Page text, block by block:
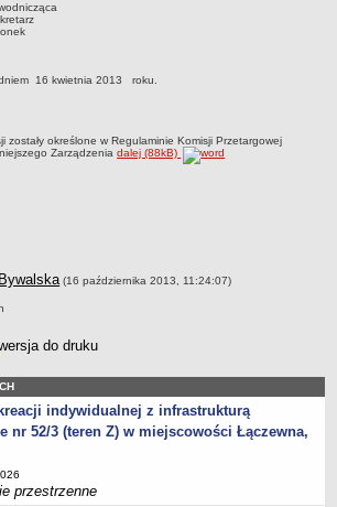
Kultury
regulowanej
w Wodę i Zbiorowego Odprowadzania
w zakresie opróżniania zbiorników
osadników
16 kwietnia 2013 roku.
zostały określone w Regulaminie Komisji Przetargowej
Zarządzeniadalej (88kB)
(16 października 2013, 11:24:07)
indywidualnej z infrastrukturą
nr 52/3 (teren Z) w miejscowości Łączewna,
przestrzenne